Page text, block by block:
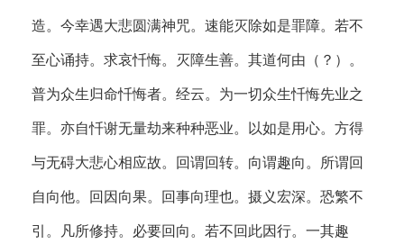
造。今幸遇大悲圆满神咒。速能灭除如是罪障。若不
至心诵持。求哀忏悔。灭障生善。其道何由（？）。
普为众生归命忏悔者。经云。为一切众生忏悔先业之
罪。亦自忏谢无量劫来种种恶业。以如是用心。方得
与无碍大悲心相应故。回谓回转。向谓趣向。所谓回
自向他。回因向果。回事向理也。摄义宏深。恐繁不
引。凡所修持。必要回向。若不回此因行。一其趣